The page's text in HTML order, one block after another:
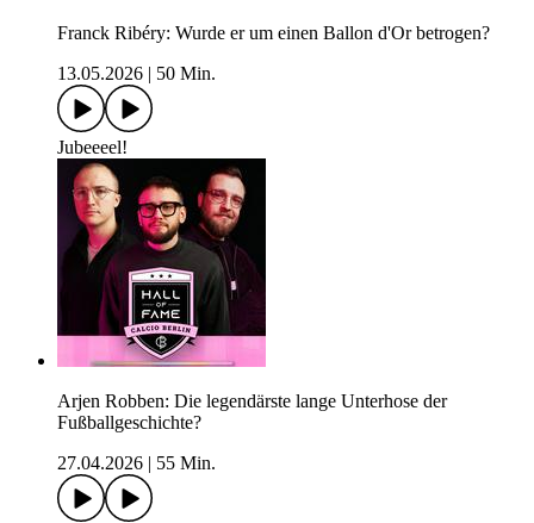
Franck Ribéry: Wurde er um einen Ballon d'Or betrogen?
13.05.2026
50 Min.
Jubeeeel!
Arjen Robben: Die legendärste lange Unterhose der
Fußballgeschichte?
27.04.2026
55 Min.